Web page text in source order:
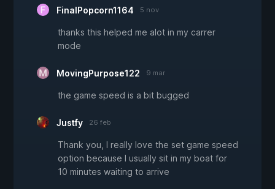
FinalPopcorn1164 5 nov
thanks this helped me alot in my carrer
mode
MovingPurpose122 9 mar
the game speed is a bit bugged
Justfy 26 feb
Thank you, I really love the set game speed
option because I usually sit in my boat for
10 minutes waiting to arrive